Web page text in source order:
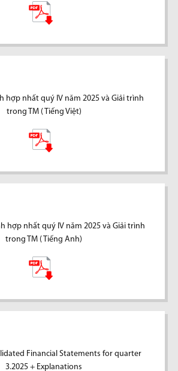
hợp nhất quý IV năm 2025 và Giải trình
trong TM ( Tiếng Việt)
hợp nhất quý IV năm 2025 và Giải trình
trong TM ( Tiếng Anh)
Financial Statements for quarter
3.2025 + Explanations